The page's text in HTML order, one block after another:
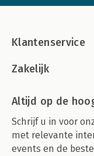
Klantenservice
Zakelijk
Altijd op de
Schrijf u in voor
met relevante
events en de